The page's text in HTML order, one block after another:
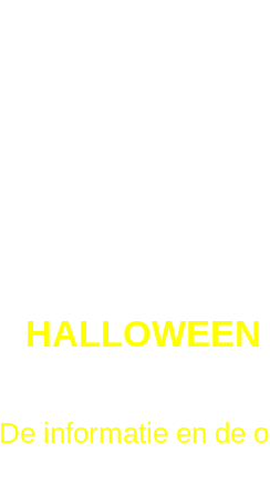
De informatie en de